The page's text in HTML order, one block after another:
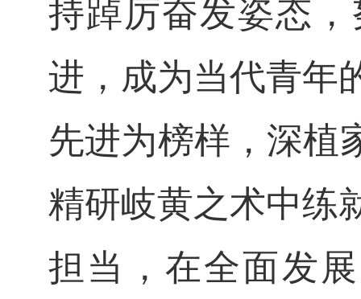
持踔厉奋发姿态
进，成为当代青年
先进为榜样，深植
精研岐黄之术中练
担当，在全面发